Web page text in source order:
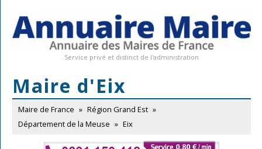
Service privé et distinct de l'administration
Maire d'Eix
Maire de France » Région Grand Est »
Département de la Meuse » Eix